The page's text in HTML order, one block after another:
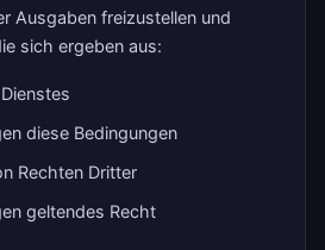
Ausgaben freizustellen und
sich ergeben aus:
diese Bedingungen
Rechten Dritter
geltendes Recht